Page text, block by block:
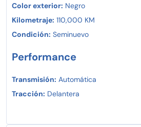
Color exterior: Negro
Kilometraje: 110,000 KM
Condición: Seminuevo
Performance
Transmisión: Automática
Tracción: Delantera